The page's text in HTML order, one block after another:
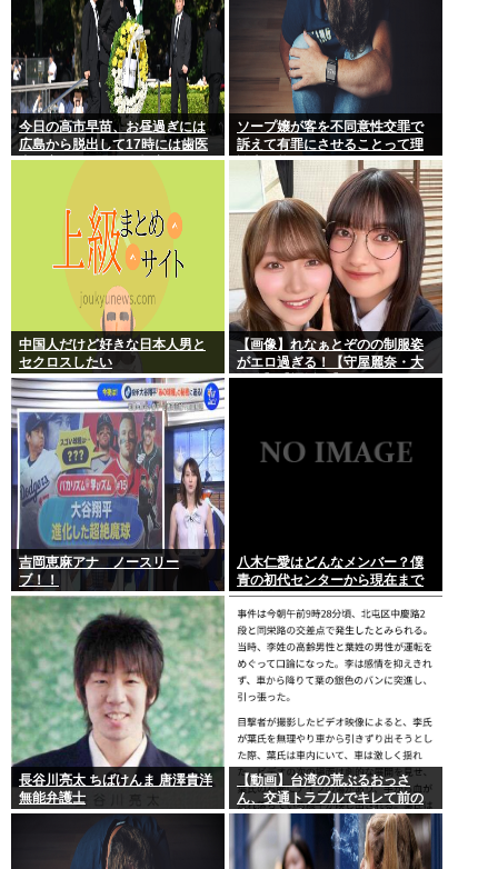
今日の高市早苗、お昼過ぎには
広島から脱出して17時には歯医
者に寄ってそのまま帰宅
ソープ嬢が客を不同意性交罪で
訴えて有罪にさせることって理
論上可能？
中国人だけど好きな日本人男と
セクロスしたい
【画像】れなぁとぞのの制服姿
がエロ過ぎる！【守屋麗奈・大
園玲】【櫻坂46】
吉岡恵麻アナ ノースリー
ブ！！
八木仁愛はどんなメンバー？僕
青の初代センターから現在まで
の活動を紹介
長谷川亮太 ちばけんま 唐澤貴洋
無能弁護士
【動画】台湾の荒ぶるおっさ
ん、交通トラブルでキレて前の
車の運転手をナイフで斬りつけ
るも壮絶な返り討ちにあう